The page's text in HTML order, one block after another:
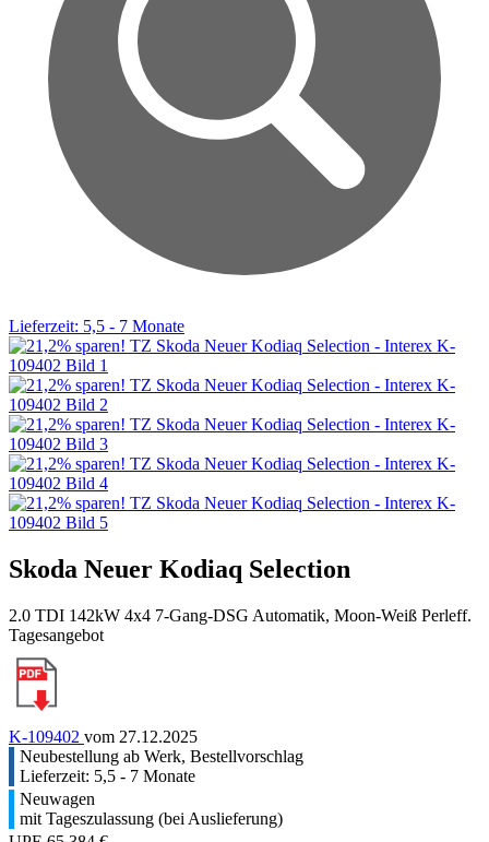
Lieferzeit: 5,5 - 7 Monate
Skoda Neuer Kodiaq Selection
2.0 TDI 142kW 4x4 7-Gang-DSG Automatik, Moon-Weiß Perleff.
Tagesangebot
K-109402 vom 27.12.2025
Neubestellung ab Werk, Bestellvorschlag
Lieferzeit: 5,5 - 7 Monate
Neuwagen
mit Tageszulassung (bei Auslieferung)